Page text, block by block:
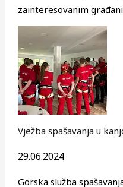
zainteresovanim
Vježba spašavanja u
29.06.2024
Gorska služba